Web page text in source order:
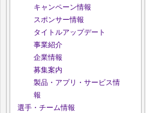
キャンペーン情報
スポンサー情報
タイトルアップデート
事業紹介
企業情報
募集案内
製品・アプリ・サービス情
報
選手・チーム情報